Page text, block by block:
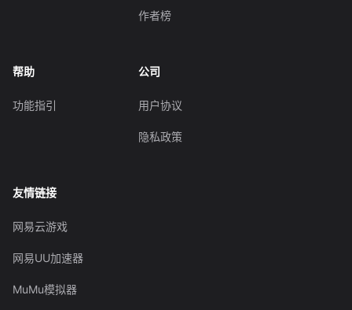
作者榜
帮助
功能指引
公司
用户协议
隐私政策
友情链接
网易云游戏
网易UU加速器
MuMu模拟器